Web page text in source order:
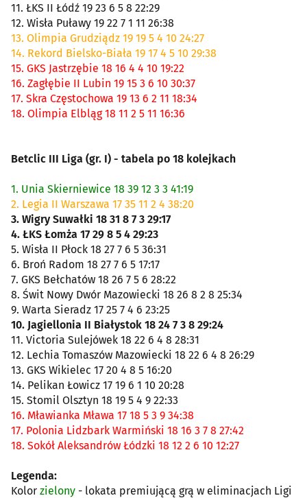
11. ŁKS II Łódź 19 23 6 5 8 22:29
12. Wisła Puławy 19 22 7 1 11 26:38
13. Olimpia Grudziądz 19 19 5 4 10 24:27
14. Rekord Bielsko-Biała 19 17 4 5 10 29:38
15. GKS Jastrzębie 18 16 4 4 10 19:22
16. Zagłębie II Lubin 19 15 3 6 10 30:37
17. Skra Częstochowa 19 13 6 2 11 18:34
18. Olimpia Elbląg 18 11 2 5 11 16:36
Betclic III Liga (gr. I) - tabela po 18 kolejkach
1. Unia Skierniewice 18 39 12 3 3 41:19
2. Legia II Warszawa 17 35 11 2 4 38:20
3. Wigry Suwałki 18 31 8 7 3 29:17
4. ŁKS Łomża 17 29 8 5 4 29:23
5. Wisła II Płock 18 27 7 6 5 36:31
6. Broń Radom 18 27 7 6 5 17:17
7. GKS Bełchatów 18 26 7 5 6 28:22
8. Świt Nowy Dwór Mazowiecki 18 26 8 2 8 25:34
9. Warta Sieradz 17 25 7 4 6 23:25
10. Jagiellonia II Białystok 18 24 7 3 8 29:24
11. Victoria Sulejówek 18 22 6 4 8 28:31
12. Lechia Tomaszów Mazowiecki 18 22 6 4 8 26:29
13. GKS Wikielec 17 20 4 8 5 16:20
14. Pelikan Łowicz 17 19 6 1 10 20:28
15. Stomil Olsztyn 18 19 5 4 9 22:33
16. Mławianka Mława 17 18 5 3 9 34:38
17. Polonia Lidzbark Warmiński 18 16 3 7 8 27:42
18. Sokół Aleksandrów Łódzki 18 12 2 6 10 12:27
Legenda:
Kolor zielony - lokata premiującą grą w eliminacjach Ligi